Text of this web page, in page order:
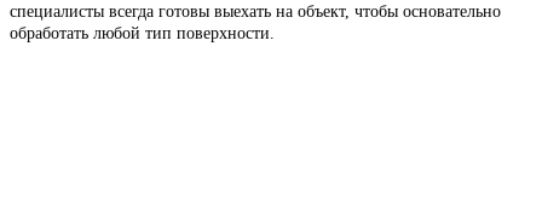
специалисты всегда готовы выехать на объект, чтобы основательно
обработать любой тип поверхности.